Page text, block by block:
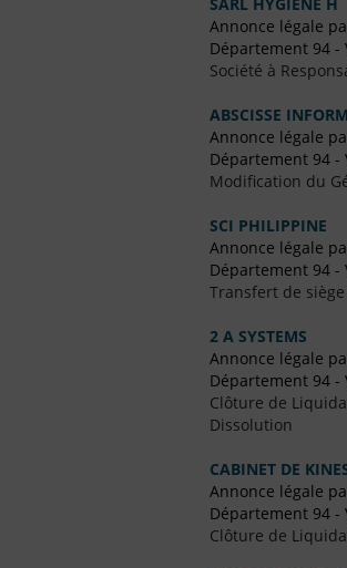
Annonce légale
Département 94 -
Société à
ABSCISSE
Annonce légale
Département 94 -
Modification du
SCI PHILIPPINE
Annonce légale
Département 94 -
Transfert de
2 A SYSTEMS
Annonce légale
Département 94 -
Clôture de
Dissolution
CABINET DE
Annonce légale
Département 94 -
Clôture de